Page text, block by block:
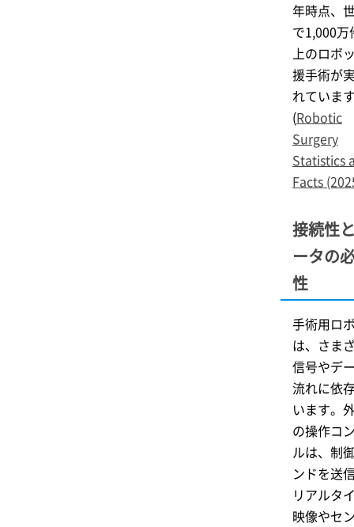
年時点、
で1,000万
上のロボ
援手術が
れていま
(Robotic
Surgery
Statistics
Facts
接続性
ータの
性
手術用ロ
は、さま
信号やデ
流れに依
います。
の操作コ
ルは、制
ンドを送
リアルタ
映像やセ